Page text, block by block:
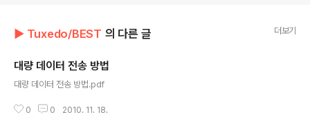
▶ Tuxedo/BEST 의 다른 글 더보기
대량 데이터 전송 방법
대량 데이터 전송 방법.pdf
0 0 2010. 11. 18.